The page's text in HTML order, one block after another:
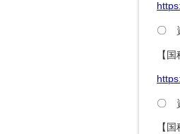
〇
【
〇
【